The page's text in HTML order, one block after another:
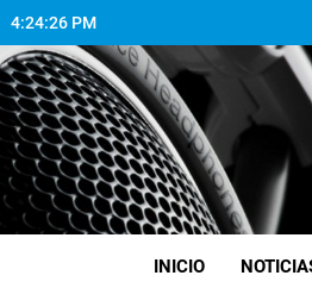
4:24:26 PM
INICIO